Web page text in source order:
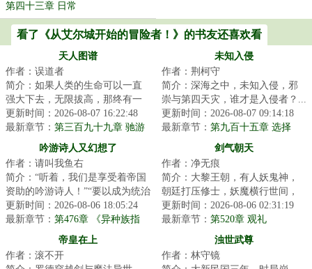
第四十三章 日常
看了《从艾尔城开始的冒险者！》的书友还喜欢看
天人图谱
作者：误道者
简介：如果人类的生命可以一直
强大下去，无限拔高，那终有一
日能与天相接！...
更新时间：2026-08-07 16:22:48
最新章节： 第三百九十九章 驰游
未知入侵
作者：荆柯守
简介：深海之中，未知入侵，邪
崇与第四天灾，谁才是入侵者？...
更新时间：2026-08-07 09:14:18
最新章节： 第九百十五章 选择
吟游诗人又幻想了
作者：请叫我鱼右
简介：“听着，我们是享受着帝国
资助的吟游诗人！”“要以成为统治
者的喉舌、贵族们的传声筒为己
任。既然...
更新时间：2026-08-06 18:05:24
最新章节： 第476章 《异种族指
南：主母们的果园》（4k）
剑气朝天
作者：净无痕
简介：大黎王朝，有人妖鬼神，
朝廷打压修士，妖魔横行世间，
百姓生灵涂炭，李凡奉师命出山
斩妖，却卷入一...
更新时间：2026-08-06 02:31:19
最新章节： 第520章 观礼
帝皇在上
作者：滚不开
浊世武尊
作者：林守镜